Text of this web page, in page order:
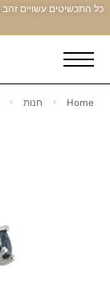
Home חנות